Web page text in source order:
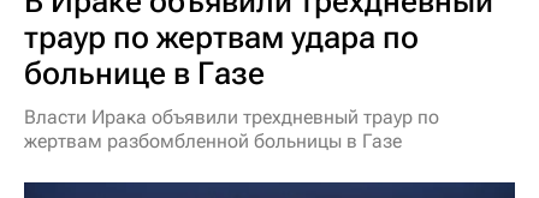
траур по жертвам удара по
больнице в Газе
Власти Ирака объявили трехдневный траур по
жертвам разбомбленной больницы в Газе